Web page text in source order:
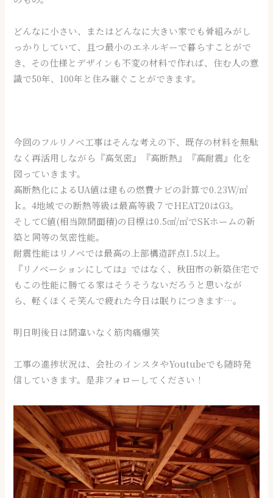
どんなに小さい、またはどんなに大きい家でも骨組みがし
っかりしていて、且つ最小のエネルギーで暮らすことがで
き、その仕様とデザインも不変の材料で作れば、住む人の意
識で50年、100年と住み継ぐことができます。
今回のフルリノベ工事はそんな考えの下、既存の材料を無駄
なく再活用しながら『高気密』『高断熱』『高耐震』化を
図っていきます。
高断熱化によるUA値は建もの燃費ナビの計算で0.23W/㎡
ｋ。4地域での断熱等級は最高等級７でHEAT20はG3。
そしてC値(相当隙間面積)の目標は0.5㎠/㎡でSKホームの新
築と同等の気密性能。
耐震性能はリノベでは最高の上部構造評点1.5以上。
『リノベーションにしては』ではなく、秋田市の新築住宅で
もこの性能に勝てる家はそうそうないだろうと思いなが
ら、軽くほくそ笑んで疲れた今日は眠りにつきます…。
明日明後日は間違いなく筋肉痛爆笑
工事の進捗状況は、会社のインスタやYoutubeでも随時発
信していきます。是非フォローしてください！